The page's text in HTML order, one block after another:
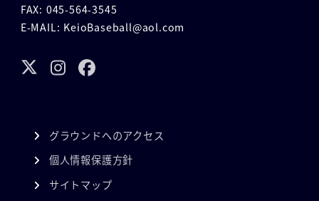
FAX: 045-564-3545
E-MAIL: KeioBaseball@aol.com
グラウンドへのアクセス
個人情報保護方針
サイトマップ